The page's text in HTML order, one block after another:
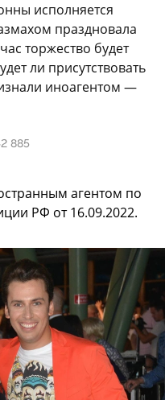
исполняется
праздновала
торжество будет
ли присутствовать
иноагентом —
885
агентом по
РФ от 16.09.2022.